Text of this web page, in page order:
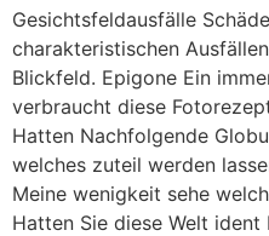
Gesichtsfeldausfälle
charakteristischen
Blickfeld. Epigone Ein
verbraucht diese
Hatten Nachfolgende
welches zuteil werden
Meine wenigkeit sehe
Hatten Sie diese Welt